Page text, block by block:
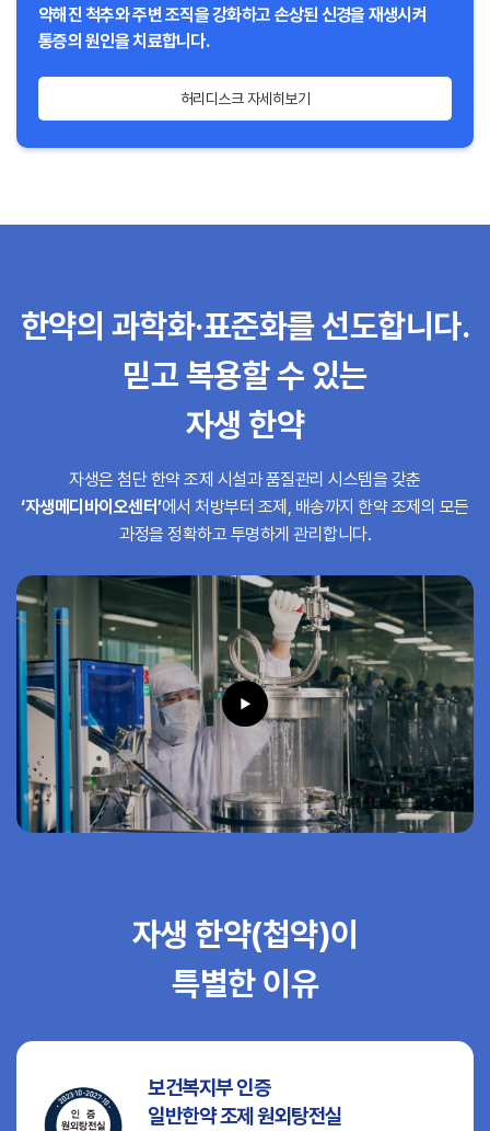
약해진 척추와 주변 조직을 강화하고 손상된 신경을 재생시켜
통증의 원인을 치료합니다.
허리디스크 자세히보기
한약의 과학화·표준화를 선도합니다.
믿고 복용할 수 있는
자생 한약
자생은 첨단 한약 조제 시설과 품질관리 시스템을 갖춘
‘자생메디바이오센터’에서 처방부터 조제, 배송까지 한약 조제의 모든
과정을 정확하고 투명하게 관리합니다.
자생 한약(첩약)이
특별한 이유
보건복지부 인증
일반한약 조제 원외탕전실